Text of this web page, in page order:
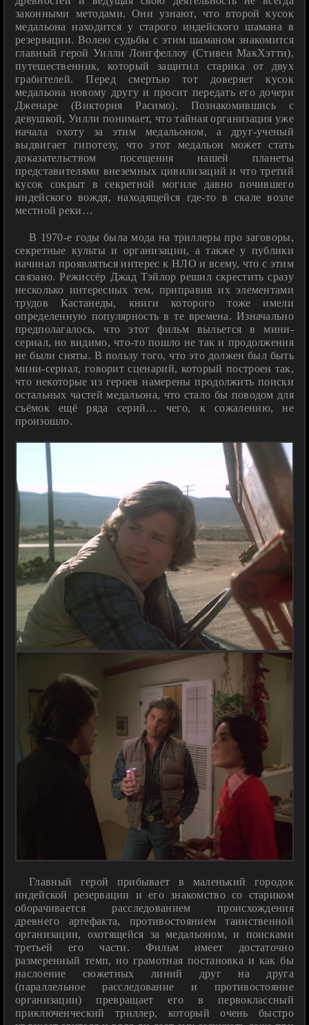
законными методами. Они узнают, что второй кусок
медальона находится у старого индейского шамана в
резервации. Волею судьбы с этим шаманом знакомится
главный герой Уилли Лонгфеллоу (Стивен МакХэтти),
путешественник, который защитил старика от двух
грабителей. Перед смертью тот доверяет кусок
медальона новому другу и просит передать его дочери
Дженаре (Виктория Расимо). Познакомившись с
девушкой, Уилли понимает, что тайная организация уже
начала охоту за этим медальоном, а друг-ученый
выдвигает гипотезу, что этот медальон может стать
доказательством посещения нашей планеты
представителями внеземных цивилизаций и что третий
кусок сокрыт в секретной могиле давно почившего
индейского вождя, находящейся где-то в скале возле
местной реки…
В 1970-е годы была мода на триллеры про заговоры,
секретные культы и организации, а также у публики
начинал проявляться интерес к НЛО и всему, что с этим
связано. Режиссёр Джад Тэйлор решил скрестить сразу
несколько интересных тем, приправив их элементами
трудов Кастанеды, книги которого тоже имели
определенную популярность в те времена. Изначально
предполагалось, что этот фильм выльется в мини-
сериал, но видимо, что-то пошло не так и продолжения
не были сняты. В пользу того, что это должен был быть
мини-сериал, говорит сценарий, который построен так,
что некоторые из героев намерены продолжить поиски
остальных частей медальона, что стало бы поводом для
съёмок ещё ряда серий… чего, к сожалению, не
произошло.
Главный герой прибывает в маленький городок
индейской резервации и его знакомство со стариком
оборачивается расследованием происхождения
древнего артефакта, противостоянием таинственной
организации, охотящейся за медальоном, и поисками
третьей его части. Фильм имеет достаточно
размеренный темп, но грамотная постановка и как бы
наслоение сюжетных линий друг на друга
(параллельное расследование и противостояние
организации) превращает его в первоклассный
приключенческий триллер, который очень быстро